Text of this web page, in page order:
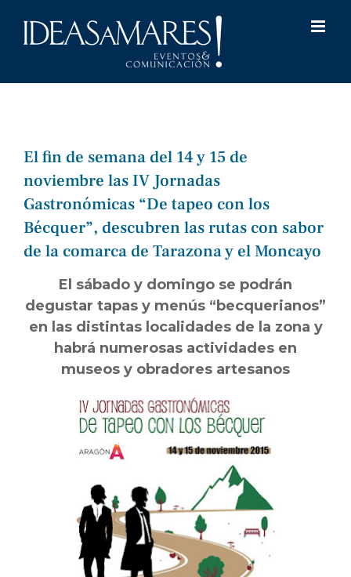
El fin de semana del 14 y 15 de
noviembre las IV Jornadas
Gastronómicas “De tapeo con los
Bécquer”, descubren las rutas con sabor
de la comarca de Tarazona y el Moncayo
El sábado y domingo se podrán
degustar tapas y menús “becquerianos”
en las distintas localidades de la zona y
habrá numerosas actividades en
museos y obradores artesanos